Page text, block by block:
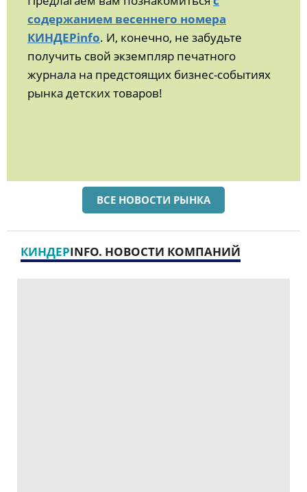
содержанием весеннего номера
КИНДЕРinfo. И, конечно, не забудьте
получить свой экземпляр печатного
журнала на предстоящих бизнес-событиях
рынка детских товаров!
ВСЕ НОВОСТИ РЫНКА
КИНДЕРINFO. НОВОСТИ КОМПАНИЙ